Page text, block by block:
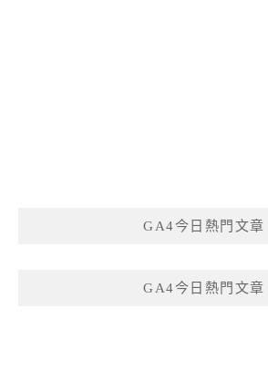
GA4今日熱門文章
GA4今日熱門文章